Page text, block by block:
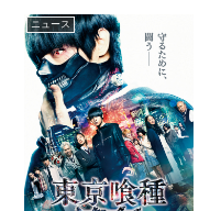
ニュース